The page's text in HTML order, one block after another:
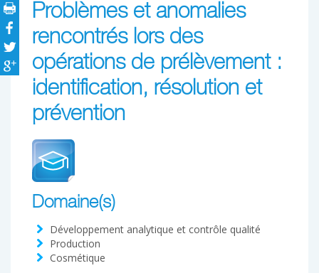
Problèmes et anomalies
rencontrés lors des
opérations de prélèvement :
identification, résolution et
prévention
Domaine(s)
Développement analytique et contrôle qualité
Production
Cosmétique